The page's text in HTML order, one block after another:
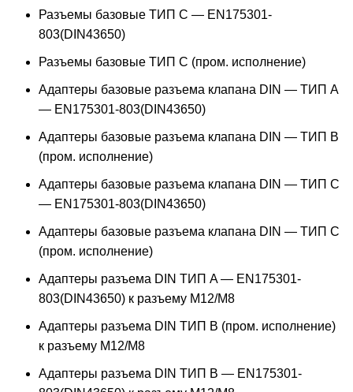
Разъемы базовые ТИП C — EN175301-
803(DIN43650)
Разъемы базовые ТИП C (пром. исполнение)
Адаптеры базовые разъема клапана DIN — ТИП A
— EN175301-803(DIN43650)
Адаптеры базовые разъема клапана DIN — ТИП B
(пром. исполнение)
Адаптеры базовые разъема клапана DIN — ТИП C
— EN175301-803(DIN43650)
Адаптеры базовые разъема клапана DIN — ТИП C
(пром. исполнение)
Адаптеры разъема DIN ТИП A — EN175301-
803(DIN43650) к разъему M12/M8
Адаптеры разъема DIN ТИП B (пром. исполнение)
к разъему M12/M8
Адаптеры разъема DIN ТИП B — EN175301-